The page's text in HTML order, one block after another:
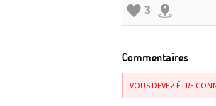
3
Commentaires
VOUS DEVEZ ÊTRE